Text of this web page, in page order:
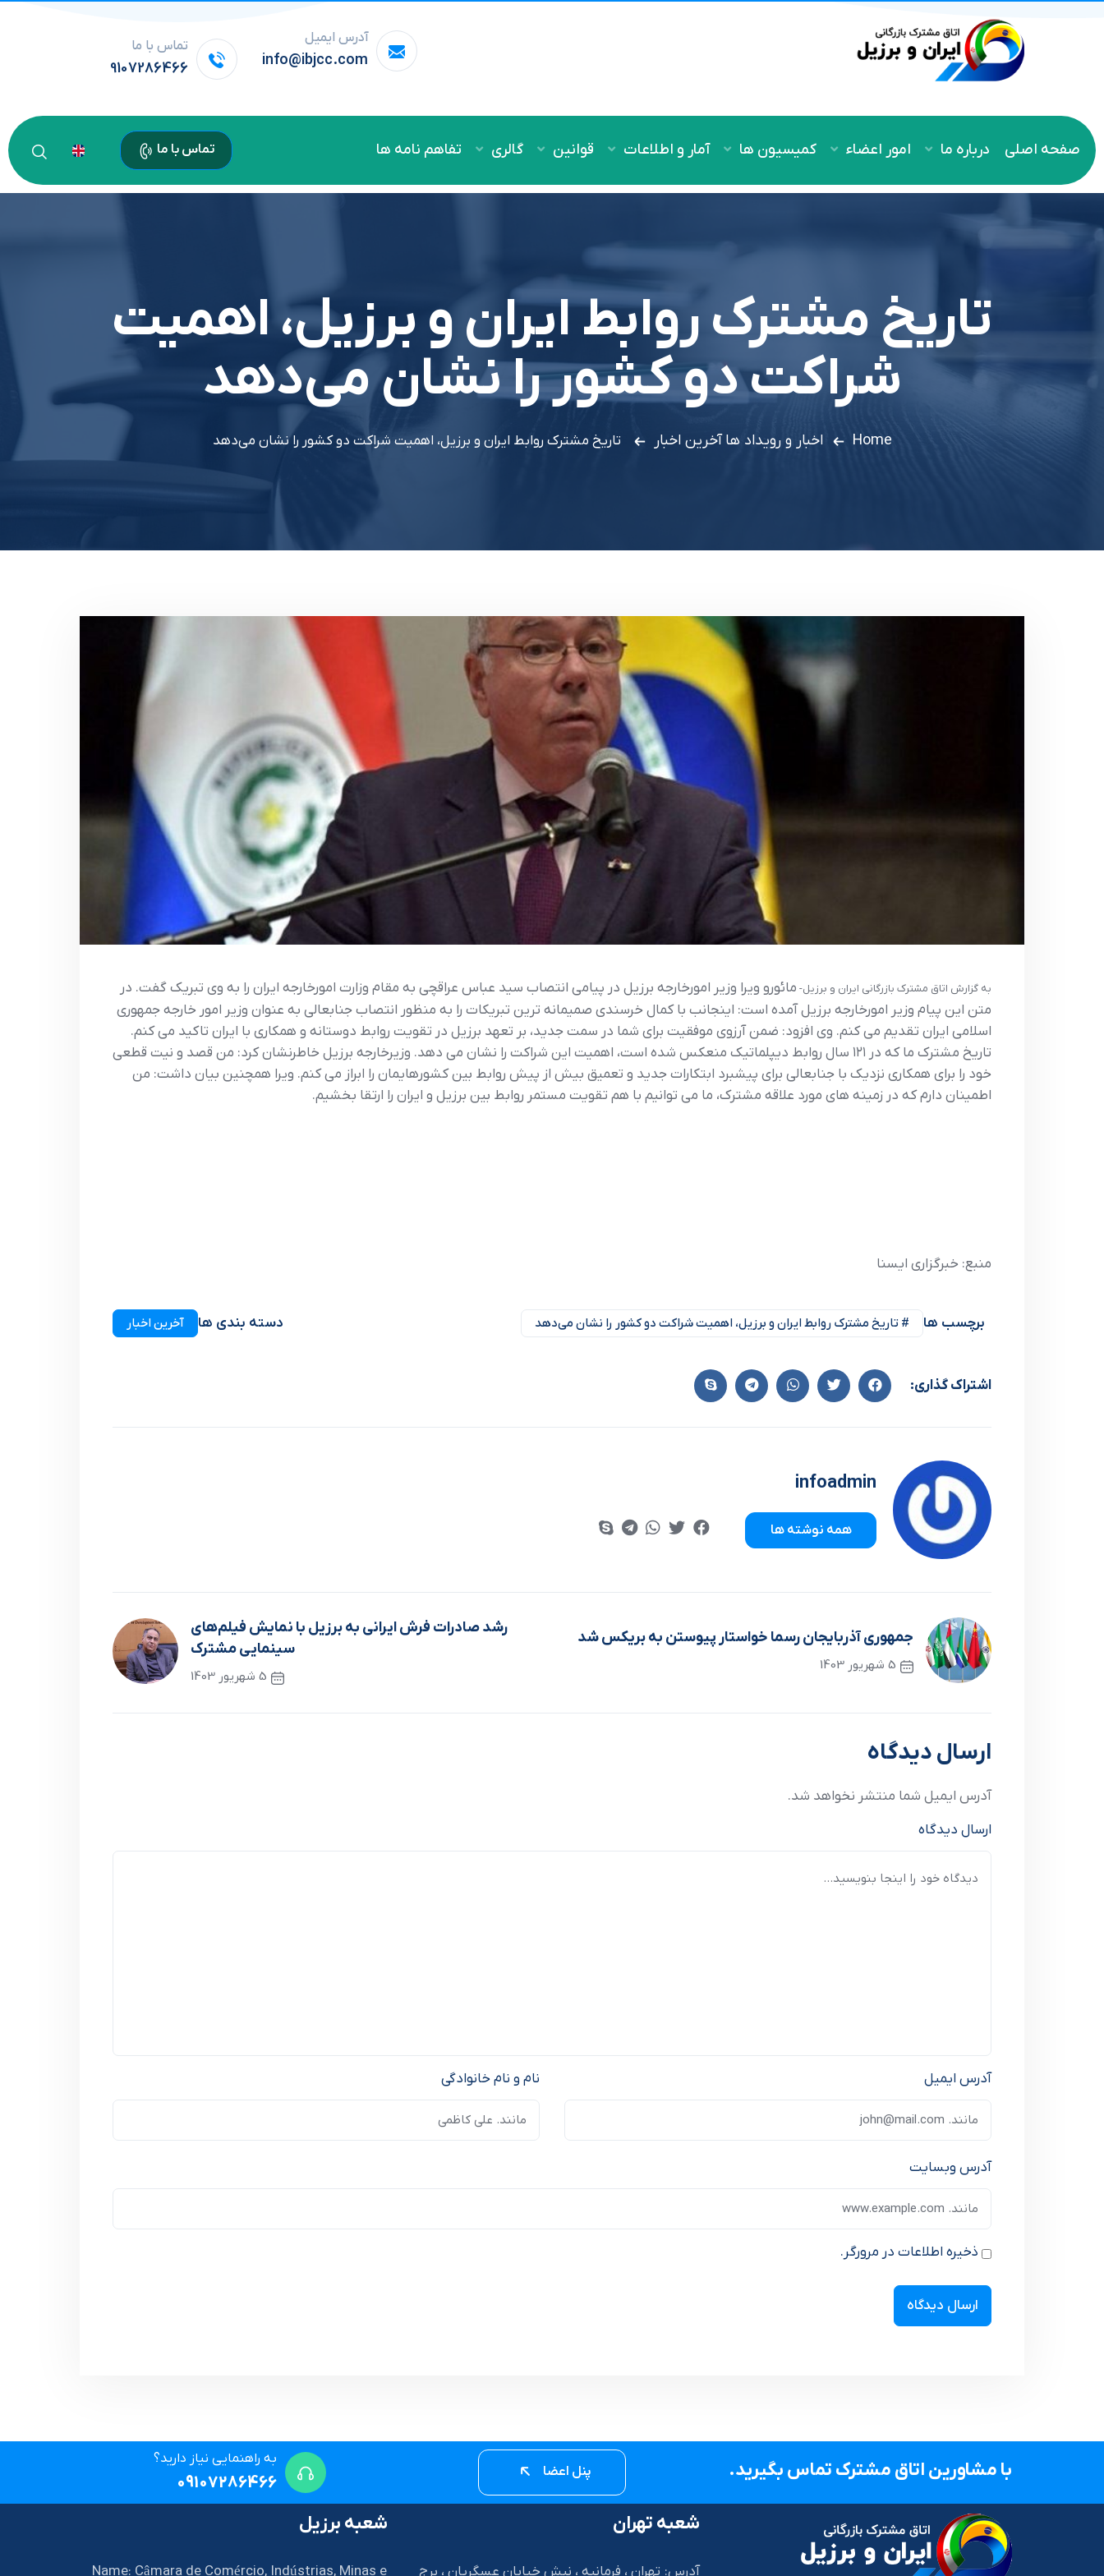
آدرس ایمیل
info@ibjcc.com
تماس با ما
9107286466
صفحه اصلی درباره ما امور اعضاء کمیسیون ها آمار و اطلاعات قوانین گالری تفاهم نامه ها تماس با ما
تاریخ مشترک روابط ایران و برزیل، اهمیت
شراکت دو کشور را نشان می‌دهد
Home اخبار و رویداد ها آخرین اخبار تاریخ مشترک روابط ایران و برزیل، اهمیت شراکت دو کشور را نشان می‌دهد
به گزارش اتاق مشترک بازرگانی ایران و برزیل- مائورو ویرا وزیر امورخارجه برزیل در پیامی انتصاب سید عباس عراقچی به مقام وزارت امورخارجه ایران را به وی تبریک گفت. در
متن این پیام وزیر امورخارجه برزیل آمده است: اینجانب با کمال خرسندی صمیمانه ترین تبریکات را به منظور انتصاب جنابعالی به عنوان وزیر امور خارجه جمهوری
اسلامی ایران تقدیم می کنم. وی افزود: ضمن آرزوی موفقیت برای شما در سمت جدید، بر تعهد برزیل در تقویت روابط دوستانه و همکاری با ایران تاکید می کنم.
تاریخ مشترک ما که در ۱۲۱ سال روابط دیپلماتیک منعکس شده است، اهمیت این شراکت را نشان می دهد. وزیرخارجه برزیل خاطرنشان کرد: من قصد و نیت قطعی
خود را برای همکاری نزدیک با جنابعالی برای پیشبرد ابتکارات جدید و تعمیق بیش از پیش روابط بین کشورهایمان را ابراز می کنم. ویرا همچنین بیان داشت: من
اطمینان دارم که در زمینه های مورد علاقه مشترک، ما می توانیم با هم تقویت مستمر روابط بین برزیل و ایران را ارتقا بخشیم.
منبع: خبرگزاری ایسنا
برچسب ها # تاریخ مشترک روابط ایران و برزیل، اهمیت شراکت دو کشور را نشان می‌دهد دسته بندی ها آخرین اخبار
اشتراک گذاری:
infoadmin
همه نوشته ها
جمهوری آذربایجان رسما خواستار پیوستن به بریکس شد
5 شهریور 1403
رشد صادرات فرش ایرانی به برزیل با نمایش فیلم‌های
سینمایی مشترک
5 شهریور 1403
ارسال دیدگاه
آدرس ایمیل شما منتشر نخواهد شد.
ارسال دیدگاه
نام و نام خانوادگی آدرس ایمیل
آدرس وبسایت
ذخیره اطلاعات در مرورگر.
با مشاورین اتاق مشترک تماس بگیرید. پنل اعضا
به راهنمایی نیاز دارید؟
09107286466
شعبه تهران
آدرس: تهران ، فرمانیه ، نبش خیابان عسگریان ، برج
شعبه برزیل
Name: Câmara de Comércio, Indústrias, Minas e